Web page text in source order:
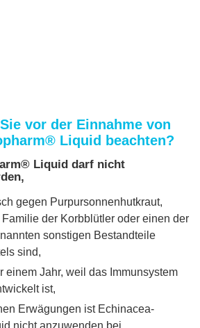
vor der Einnahme von
Liquid beachten?
Liquid darf nicht
gegen Purpursonnenhutkraut,
der Korbblütler oder einen der
sonstigen Bestandteile
sind,
einem Jahr, weil das Immunsystem
ist,
Erwägungen ist Echinacea-
nicht anzuwenden bei